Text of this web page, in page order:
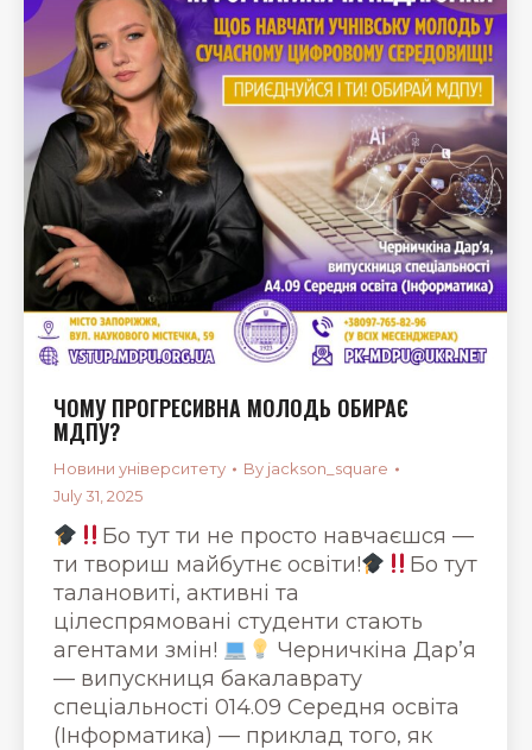
ЧОМУ ПРОГРЕСИВНА МОЛОДЬ ОБИРАЄ
МДПУ?
Новини університету By jackson_square
July 31, 2025
Бо тут ти не просто навчаєшся —
ти твориш майбутнє освіти!
Бо тут
талановиті, активні та
цілеспрямовані студенти стають
агентами змін!
Черничкіна Дарʼя
— випускниця бакалаврату
спеціальності 014.09 Середня освіта
(Інформатика) — приклад того, як